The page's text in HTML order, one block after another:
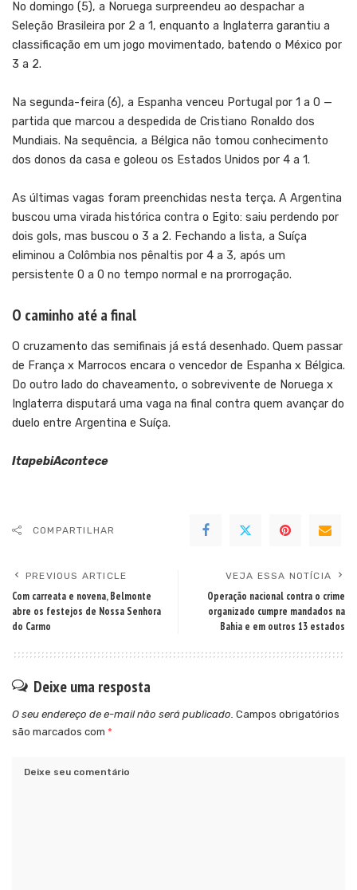
No domingo (5), a Noruega surpreendeu ao despachar a
Seleção Brasileira por 2 a 1, enquanto a Inglaterra garantiu a
classificação em um jogo movimentado, batendo o México por
3 a 2.
Na segunda-feira (6), a Espanha venceu Portugal por 1 a 0 —
partida que marcou a despedida de Cristiano Ronaldo dos
Mundiais. Na sequência, a Bélgica não tomou conhecimento
dos donos da casa e goleou os Estados Unidos por 4 a 1.
As últimas vagas foram preenchidas nesta terça. A Argentina
buscou uma virada histórica contra o Egito: saiu perdendo por
dois gols, mas buscou o 3 a 2. Fechando a lista, a Suíça
eliminou a Colômbia nos pênaltis por 4 a 3, após um
persistente 0 a 0 no tempo normal e na prorrogação.
O caminho até a final
O cruzamento das semifinais já está desenhado. Quem passar
de França x Marrocos encara o vencedor de Espanha x Bélgica.
Do outro lado do chaveamento, o sobrevivente de Noruega x
Inglaterra disputará uma vaga na final contra quem avançar do
duelo entre Argentina e Suíça.
ItapebiAcontece
COMPARTILHAR
PREVIOUS ARTICLE
Com carreata e novena, Belmonte
abre os festejos de Nossa Senhora
do Carmo
VEJA ESSA NOTÍCIA
Operação nacional contra o crime
organizado cumpre mandados na
Bahia e em outros 13 estados
Deixe uma resposta
O seu endereço de e-mail não será publicado. Campos obrigatórios
são marcados com *